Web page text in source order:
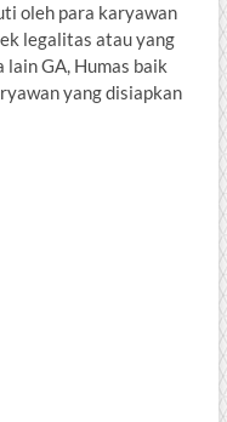
oleh para karyawan
legalitas atau yang
GA, Humas baik
yang disiapkan